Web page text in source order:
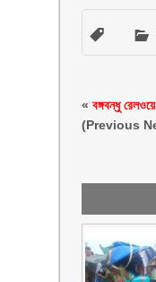
«বঙ্গবন্ধু
(Previous